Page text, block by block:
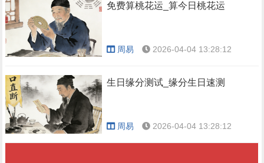
免费算桃花运_算今日桃花运
周易 2026-04-04 13:28:12
生日缘分测试_缘分生日速测
周易 2026-04-04 13:28:12